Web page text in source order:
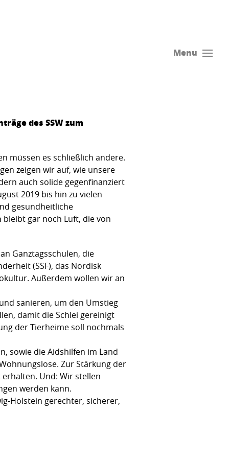
Menu
des SSW zum
müssen es schließlich andere.
zeigen wir auf, wie unsere
auch solide gegenfinanziert
2019 bis hin zu vielen
gesundheitliche
gar noch Luft, die von
Ganztagsschulen, die
(SSF), das Nordisk
Außerdem wollen wir an
sanieren, um den Umstieg
damit die Schlei gereinigt
der Tierheime soll nochmals
sowie die Aidshilfen im Land
Zur Stärkung der
Und: Wir stellen
werden kann.
Holstein gerechter, sicherer,